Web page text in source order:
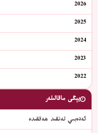
2026
2025
2024
2023
2022
يېڭى ماقالىلەر
ئەدەبىي تەنقىد ھەققىدە